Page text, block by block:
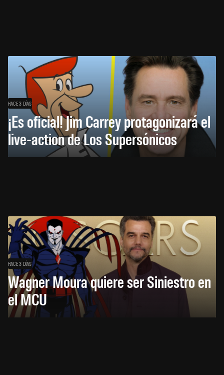
HACE 3 DÍAS
¡Es oficial! Jim Carrey protagonizará el
live-action de Los Supersónicos
HACE 3 DÍAS
Wagner Moura quiere ser Siniestro en
el MCU